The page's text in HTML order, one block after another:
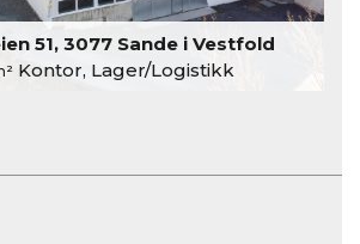
51, 3077 Sande i Vestfold
Kontor, Lager/Logistikk